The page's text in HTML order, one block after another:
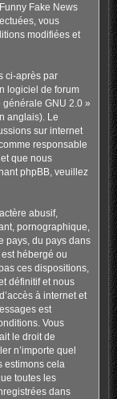
Fake News
vous
modifiées et
ci-après par
logiciel de forum
GNU 2.0»
anglais). Le
sur internet
responsable
que nous
phpBB, veuillez
abusif,
pornographique,
pays, du pays dans
hébergé ou
ces dispositions,
définitif et nous
à internet et
est
Vous
le droit de
n’importe quel
estimons cela
toutes les
dans